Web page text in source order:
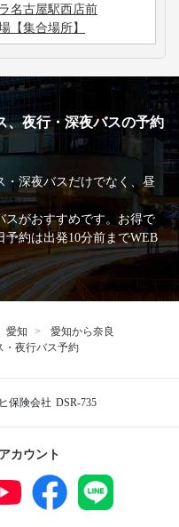
名古屋駅西店前
集合場所】
、夜行・深夜バスの予約
深夜バスだけでなく、昼
スがおすすめです。お得で
約は出発10分前までWEB
愛知
愛知から奈良
・夜行バス予約
保険会社 DSR-735
カウント